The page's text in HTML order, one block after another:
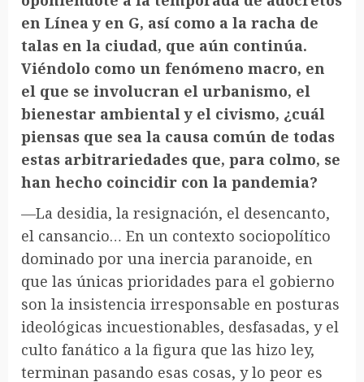
en Línea y en G, así como a la racha de
talas en la ciudad, que aún continúa.
Viéndolo como un fenómeno macro, en
el que se involucran el urbanismo, el
bienestar ambiental y el civismo, ¿cuál
piensas que sea la causa común de todas
estas arbitrariedades que, para colmo, se
han hecho coincidir con la pandemia?
—La desidia, la resignación, el desencanto,
el cansancio… En un contexto sociopolítico
dominado por una inercia paranoide, en
que las únicas prioridades para el gobierno
son la insistencia irresponsable en posturas
ideológicas incuestionables, desfasadas, y el
culto fanático a la figura que las hizo ley,
terminan pasando esas cosas, y lo peor es